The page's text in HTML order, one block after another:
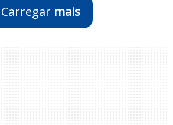
Carregar mais